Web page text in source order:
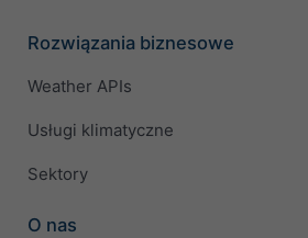
Rozwiązania biznesowe
Weather APIs
Usługi klimatyczne
Sektory
O nas